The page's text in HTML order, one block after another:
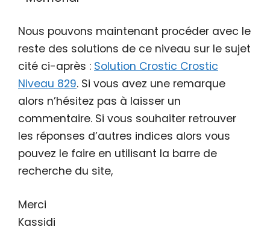
Nous pouvons maintenant procéder avec le
reste des solutions de ce niveau sur le sujet
cité ci-après : Solution Crostic Crostic
Niveau 829. Si vous avez une remarque
alors n’hésitez pas à laisser un
commentaire. Si vous souhaiter retrouver
les réponses d’autres indices alors vous
pouvez le faire en utilisant la barre de
recherche du site,
Merci
Kassidi